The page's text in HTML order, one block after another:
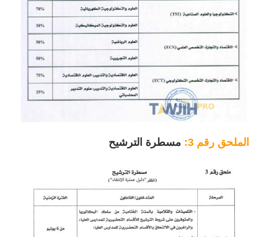
الملحق رقم 3: مسطرة الترشيح